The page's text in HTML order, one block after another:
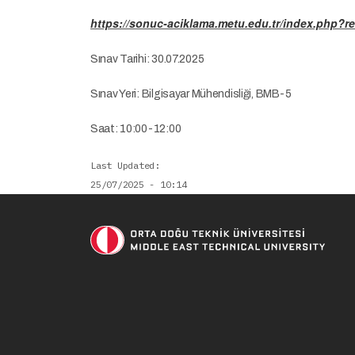
https://sonuc-aciklama.metu.edu.tr/
Sınav Tarihi: 30.07.2025
Sınav Yeri: Bilgisayar Mühendisliği, BMB-5
Saat: 10:00-12:00
Last Updated
25/07/2025 - 10:14